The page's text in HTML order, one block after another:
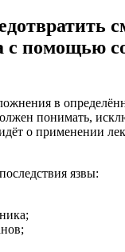
с помощью
в
понимать,
о применении
язвы: